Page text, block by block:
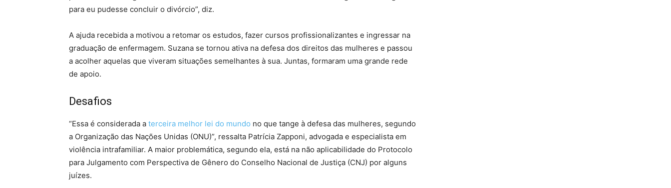
para eu pudesse concluir o divórcio”, diz.
A ajuda recebida a motivou a retomar os estudos, fazer cursos profissionalizantes e ingressar na
graduação de enfermagem. Suzana se tornou ativa na defesa dos direitos das mulheres e passou
a acolher aquelas que viveram situações semelhantes à sua. Juntas, formaram uma grande rede
de apoio.
Desafios
“Essa é considerada a terceira melhor lei do mundo no que tange à defesa das mulheres, segundo
a Organização das Nações Unidas (ONU)”, ressalta Patrícia Zapponi, advogada e especialista em
violência intrafamiliar. A maior problemática, segundo ela, está na não aplicabilidade do Protocolo
para Julgamento com Perspectiva de Gênero do Conselho Nacional de Justiça (CNJ) por alguns
juízes.